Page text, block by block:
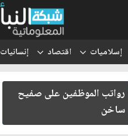
إسلاميات اقتصاد إنسانيات
رواتب الموظفين على صفيح
ساخن